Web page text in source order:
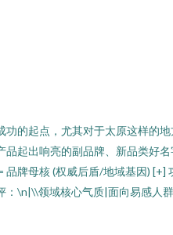
功的起点，尤其对于太原这样的
品起出响亮的副品牌、新品类好
品牌母核 (权威后盾/地域基因)
：\n|\\领域核心气质|面向易感人